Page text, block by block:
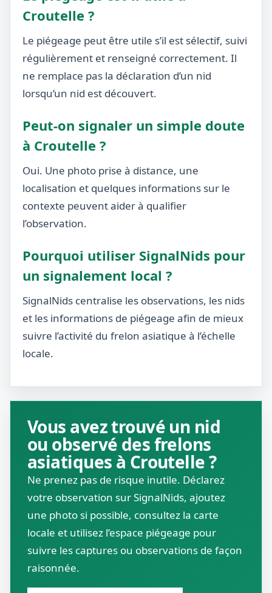
Croutelle ?
Le piégeage peut être utile s’il est sélectif, suivi
régulièrement et renseigné correctement. Il
ne remplace pas la déclaration d’un nid
lorsqu’un nid est découvert.
Peut-on signaler un simple doute
à Croutelle ?
Oui. Une photo prise à distance, une
localisation et quelques informations sur le
contexte peuvent aider à qualifier
l’observation.
Pourquoi utiliser SignalNids pour
un signalement local ?
SignalNids centralise les observations, les nids
et les informations de piégeage afin de mieux
suivre l’activité du frelon asiatique à l’échelle
locale.
Vous avez trouvé un nid
ou observé des frelons
asiatiques à Croutelle ?
Ne prenez pas de risque inutile. Déclarez
votre observation sur SignalNids, ajoutez
une photo si possible, consultez la carte
locale et utilisez l’espace piégeage pour
suivre les captures ou observations de façon
raisonnée.